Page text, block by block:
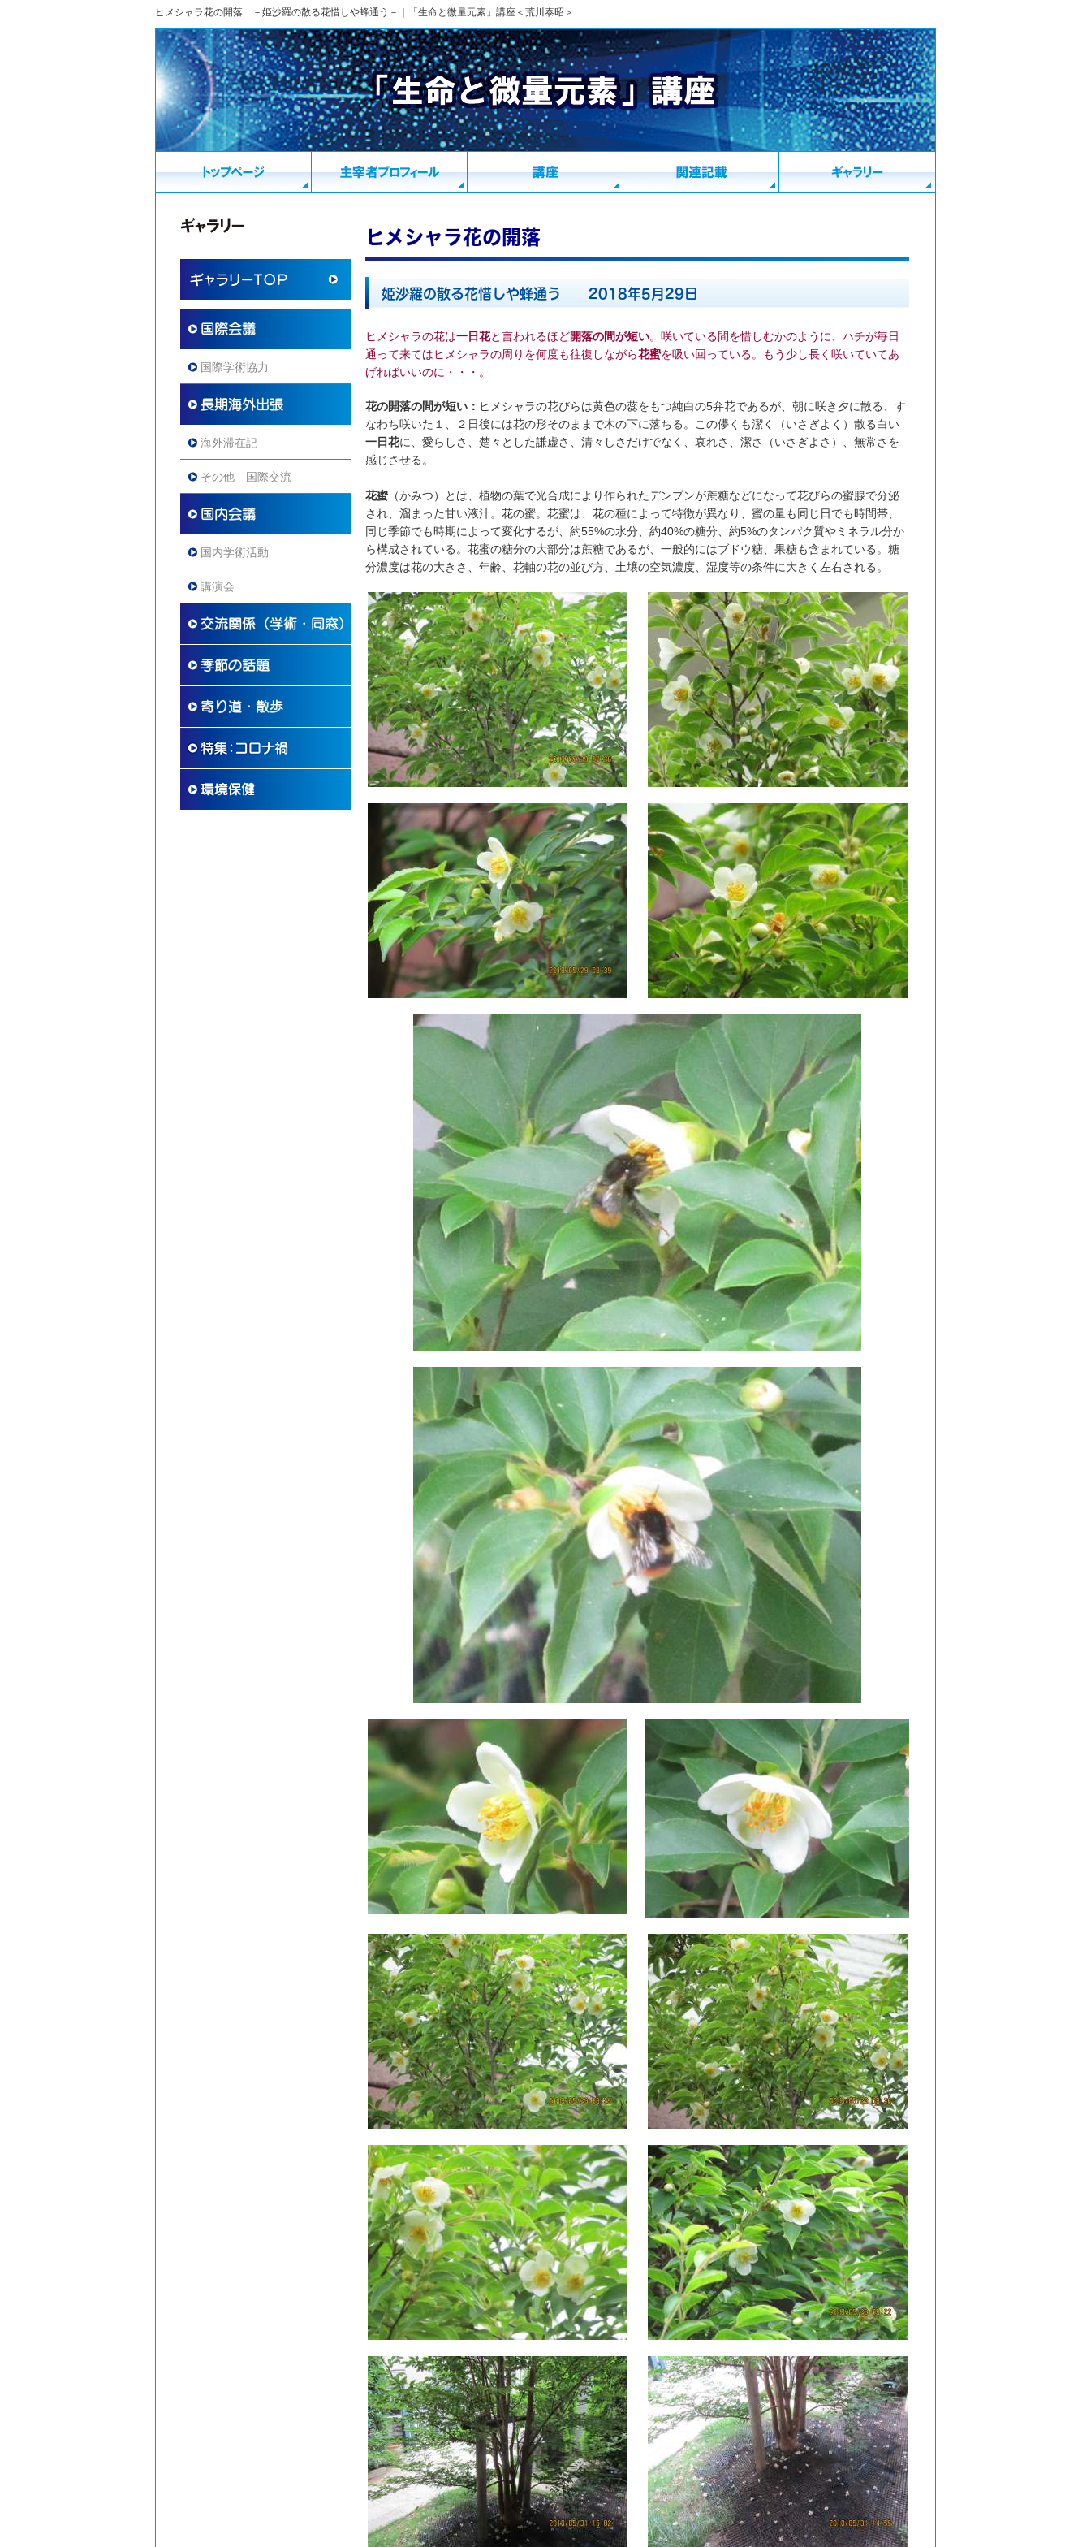
ヒメシャラ花の開落 －姫沙羅の散る花惜しや蜂通う－｜「生命と微量元素」講座＜荒川泰昭＞
国際学術協力
海外滞在記
その他 国際交流
国内学術活動
講演会
ヒメシャラ花の開落
姫沙羅の散る花惜しや蜂通う 2018年5月29日
ヒメシャラの花は一日花と言われるほど開落の間が短い。咲いている間を惜しむかのように、ハチが毎日
通って来てはヒメシャラの周りを何度も往復しながら花蜜を吸い回っている。もう少し長く咲いていてあ
げればいいのに・・・。
花の開落の間が短い： ヒメシャラの花びらは黄色の蕊をもつ純白の5弁花であるが、朝に咲き夕に散る、す
なわち咲いた１、２日後には花の形そのままで木の下に落ちる。この儚くも潔く（いさぎよく）散る白い
一日花に、愛らしさ、楚々とした謙虚さ、清々しさだけでなく、哀れさ、潔さ（いさぎよさ）、無常さを
感じさせる。
花蜜 （かみつ）とは、植物の葉で光合成により作られたデンプンが蔗糖などになって花びらの蜜腺で分泌
され、溜まった甘い液汁。花の蜜。花蜜は、花の種によって特徴が異なり、蜜の量も同じ日でも時間帯、
同じ季節でも時期によって変化するが、約55%の水分、約40%の糖分、約5%のタンパク質やミネラル分か
ら構成されている。花蜜の糖分の大部分は蔗糖であるが、一般的にはブドウ糖、果糖も含まれている。糖
分濃度は花の大きさ、年齢、花軸の花の並び方、土壌の空気濃度、湿度等の条件に大きく左右される。